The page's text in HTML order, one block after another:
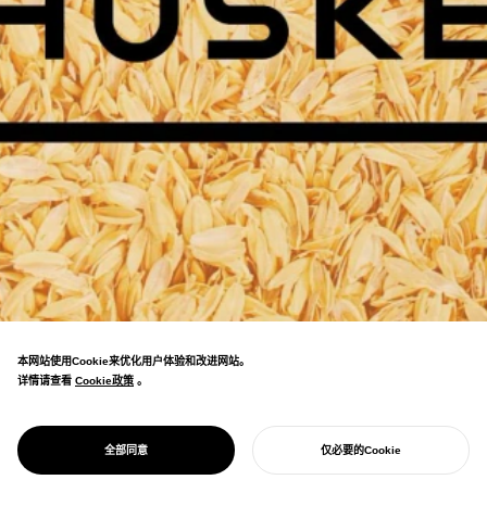
PROJECT
HUSKEY
共同创立了实现农业的创业公司「HUSKEY」，
推进设计和知识产权开发。
本网站使用Cookie来优化用户体验和改进网站。
详情请查看 Cookie政策
Cookie政策 。
全部同意 仅必要的Cookie